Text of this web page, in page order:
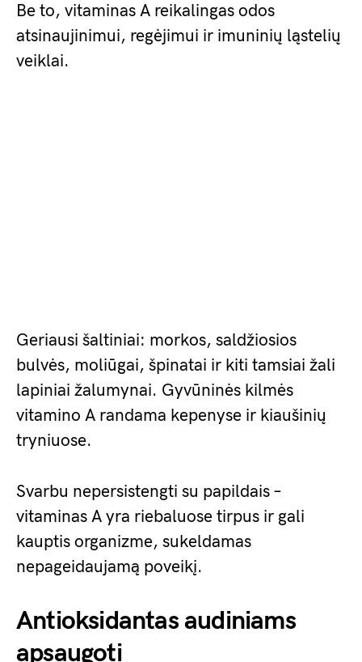
Be to, vitaminas A reikalingas odos
atsinaujinimui, regėjimui ir imuninių ląstelių
veiklai.
Geriausi šaltiniai: morkos, saldžiosios
bulvės, moliūgai, špinatai ir kiti tamsiai žali
lapiniai žalumynai. Gyvūninės kilmės
vitamino A randama kepenyse ir kiaušinių
tryniuose.
Svarbu nepersistengti su papildais –
vitaminas A yra riebaluose tirpus ir gali
kauptis organizme, sukeldamas
nepageidaujamą poveikį.
Antioksidantas audiniams
apsaugoti